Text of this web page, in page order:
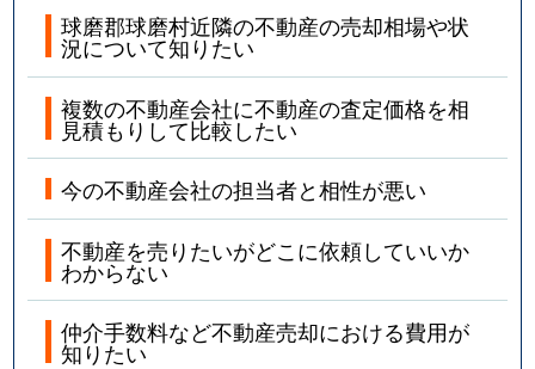
球磨郡球磨村近隣の不動産の売却相場や状
況について知りたい
複数の不動産会社に不動産の査定価格を相
見積もりして比較したい
今の不動産会社の担当者と相性が悪い
不動産を売りたいがどこに依頼していいか
わからない
仲介手数料など不動産売却における費用が
知りたい